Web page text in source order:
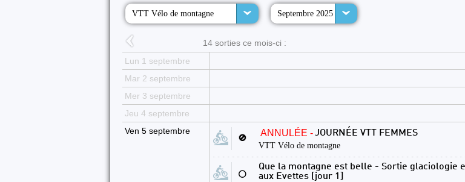
VTT Vélo de montagne Septembre 2025
14 sorties ce mois-ci :
Lun 1 septembre
Mar 2 septembre
Mer 3 septembre
Jeu 4 septembre
Ven 5 septembre
🚫 ANNULÉE -JOURNÉE VTT FEMMES
VTT Vélo de montagne
⚪
Que la montagne est belle - Sortie glaciologie
aux Evettes [jour 1]